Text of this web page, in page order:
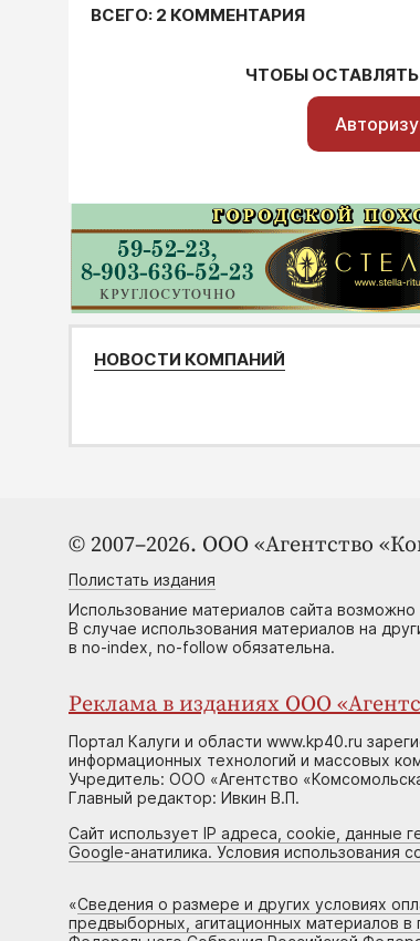
ВСЕГО: 2 КОММЕНТАРИЯ
ЧТОБЫ
НОВОСТИ КОМПАНИЙ
© 2007–2026. ООО «Агентство
Полистать издания
Использование материалов сайта
В случае использования материалов на
в no-index, no-follow обязательна.
Реклама в изданиях ООО
Портал Калуги и области www.kp40.ru
информационных технологий и массовых
Учредитель: ООО «Агентство
Главный редактор: Ивкин В.П.
Сайт использует IP адреса, cookie, данные
Google-анатилика. Условия использования
«Сведения о размере и других условиях
предвыборных, агитационных материалов